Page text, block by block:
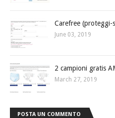
Carefree
June 03, 2019
2 campioni gratis
March 27, 2019
POSTA UN COMMENTO